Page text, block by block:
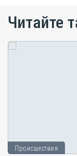
Читайте
Происшествия